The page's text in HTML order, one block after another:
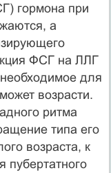
гормона при
а
ФСГ на ЛЛГ
для
возрасти.
ритма
типа его
возраста, к
пубертатного